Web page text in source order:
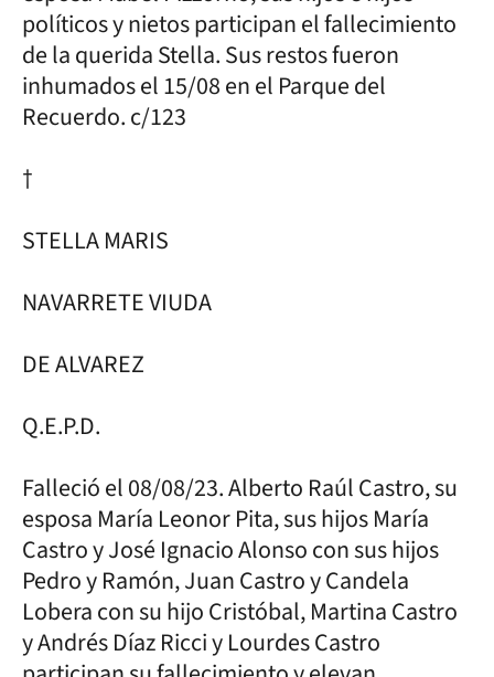
políticos y nietos participan el fallecimiento
de la querida Stella. Sus restos fueron
inhumados el 15/08 en el Parque del
Recuerdo. c/123
†
STELLA MARIS
NAVARRETE VIUDA
DE ALVAREZ
Q.E.P.D.
Falleció el 08/08/23. Alberto Raúl Castro, su
esposa María Leonor Pita, sus hijos María
Castro y José Ignacio Alonso con sus hijos
Pedro y Ramón, Juan Castro y Candela
Lobera con su hijo Cristóbal, Martina Castro
y Andrés Díaz Ricci y Lourdes Castro